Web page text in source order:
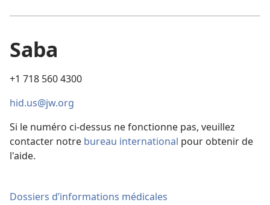
Saba
+1 718 560 4300
hid.us@jw.org
Si le numéro ci-dessus ne fonctionne pas, veuillez
contacter notre bureau international pour obtenir de
l'aide.
Dossiers d’informations médicales